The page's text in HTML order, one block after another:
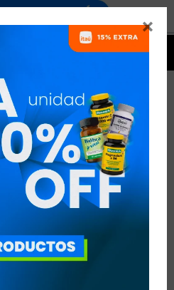

FILTROS
RECOMENDADOS